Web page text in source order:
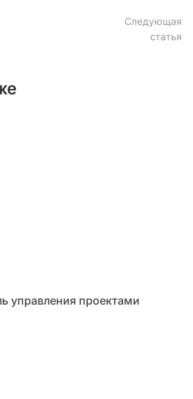
Следующая
статья
управления проектами